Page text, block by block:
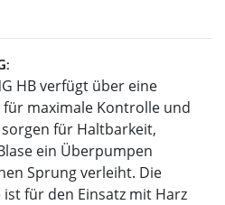
HB verfügt über eine
maximale Kontrolle und
für Haltbarkeit,
ein Überpumpen
Sprung verleiht. Die
für den Einsatz mit Harz